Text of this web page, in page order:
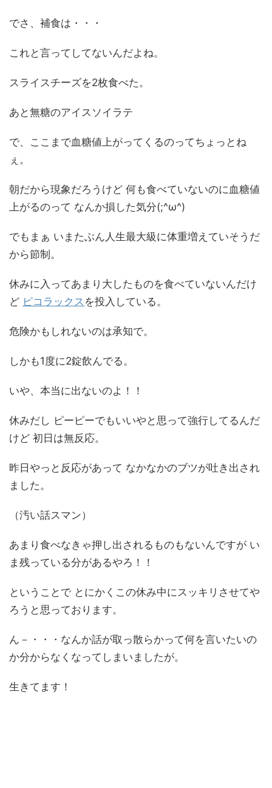
でさ、補食は・・・
これと言ってしてないんだよね。
スライスチーズを2枚食べた。
あと無糖のアイスソイラテ
で、ここまで血糖値上がってくるのってちょっとね
ぇ。
朝だから現象だろうけど 何も食べていないのに血糖値
上がるのって なんか損した気分(;^ω^)
でもまぁ いまたぶん人生最大級に体重増えていそうだ
から節制。
休みに入ってあまり大したものを食べていないんだけ
ど ピコラックス を投入している。
危険かもしれないのは承知で。
しかも1度に2錠飲んでる。
いや、本当に出ないのよ！！
休みだし ピーピーでもいいやと思って強行してるんだ
けど 初日は無反応。
昨日やっと反応があって なかなかのブツが吐き出され
ました。
（汚い話スマン）
あまり食べなきゃ押し出されるものもないんですが い
ま残っている分があるやろ！！
ということで とにかくこの休み中にスッキリさせてや
ろうと思っております。
ん－・・・なんか話が取っ散らかって何を言いたいの
か分からなくなってしまいましたが。
生きてます！